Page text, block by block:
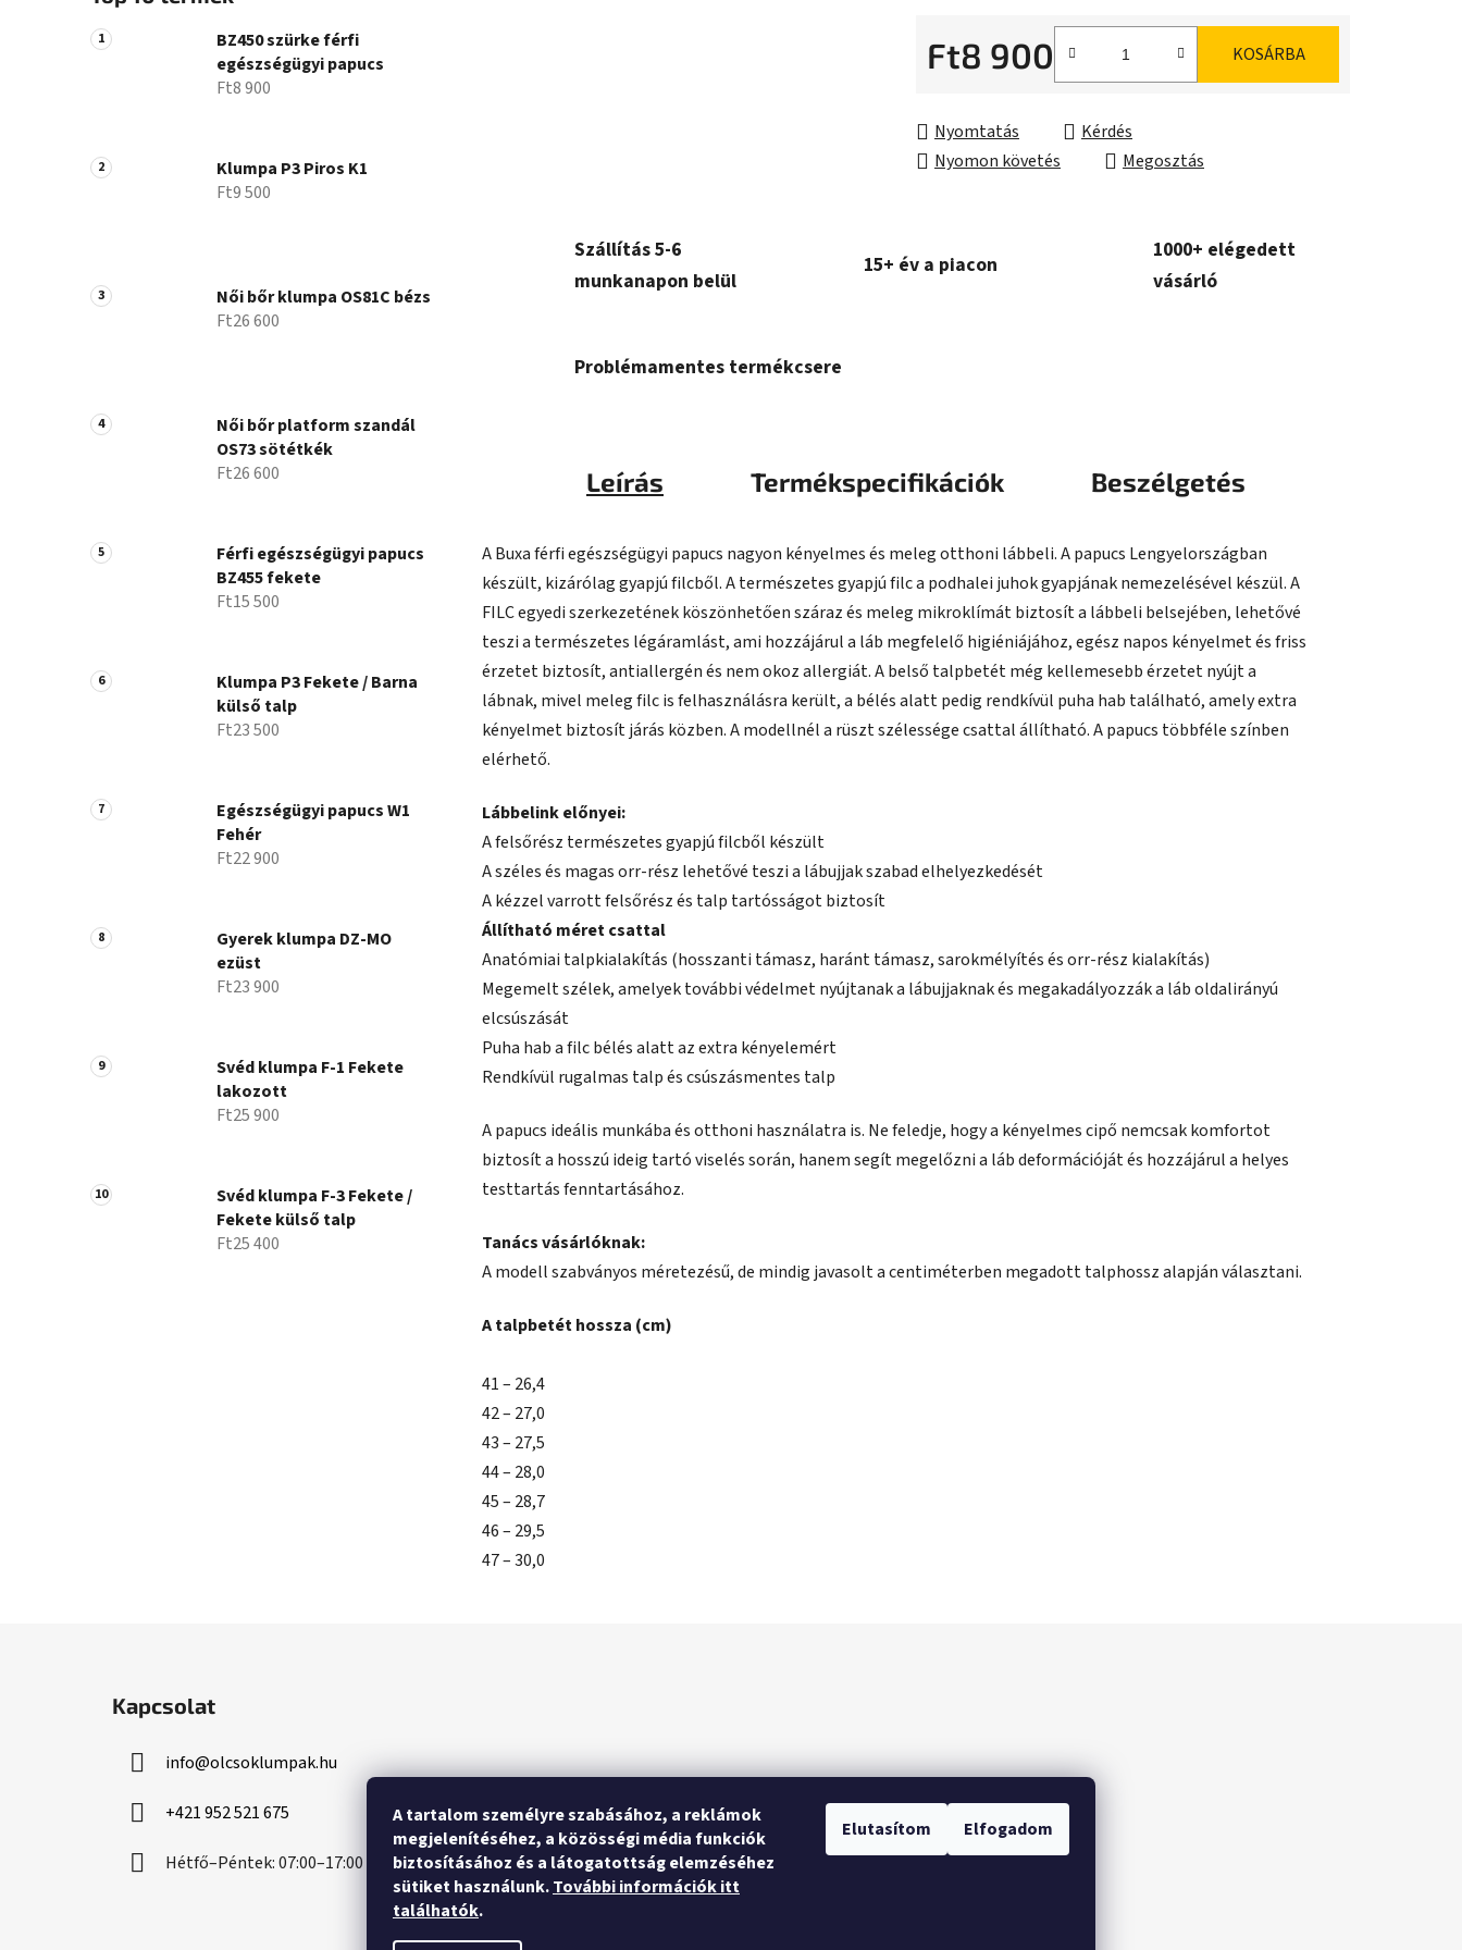
A tartalom személyre szabásához, a reklámok
megjelenítéséhez, a közösségi média funkciók
biztosításához és a látogatottság elemzéséhez
sütiket használunk.További információk itt
találhatók.
Elutasítom Elfogadom
BZ450 szürke férfi
egészségügyi papucs
Ft8 900
Klumpa P3 Piros K1
Ft9 500
Női bőr klumpa OS81C bézs
Ft26 600
Női bőr platform szandál
OS73 sötétkék
Ft26 600
Férfi egészségügyi papucs
BZ455 fekete
Ft15 500
Klumpa P3 Fekete / Barna
külső talp
Ft23 500
Egészségügyi papucs W1
Fehér
Ft22 900
Gyerek klumpa DZ-MO
ezüst
Ft23 900
Svéd klumpa F-1 Fekete
lakozott
Ft25 900
Svéd klumpa F-3 Fekete /
Fekete külső talp
Ft25 400
Ft8 900 KOSÁRBA
Nyomtatás
Kérdés
Nyomon követés
Megosztás
Szállítás 5-6
munkanapon belül
15+ év a piacon
1000+ elégedett
vásárló
Problémamentes termékcsere
Leírás Termékspecifikációk Beszélgetés
A Buxa férfi egészségügyi papucs nagyon kényelmes és meleg otthoni lábbeli. A papucs Lengyelországban
készült, kizárólag gyapjú filcből. A természetes gyapjú filc a podhalei juhok gyapjának nemezelésével készül. A
FILC egyedi szerkezetének köszönhetően száraz és meleg mikroklímát biztosít a lábbeli belsejében, lehetővé
teszi a természetes légáramlást, ami hozzájárul a láb megfelelő higiéniájához, egész napos kényelmet és friss
érzetet biztosít, antiallergén és nem okoz allergiát. A belső talpbetét még kellemesebb érzetet nyújt a
lábnak, mivel meleg filc is felhasználásra került, a bélés alatt pedig rendkívül puha hab található, amely extra
kényelmet biztosít járás közben. A modellnél a rüszt szélessége csattal állítható. A papucs többféle színben
elérhető.
Lábbelink előnyei:
A felsőrész természetes gyapjú filcből készült
A széles és magas orr-rész lehetővé teszi a lábujjak szabad elhelyezkedését
A kézzel varrott felsőrész és talp tartósságot biztosít
Állítható méret csattal
Anatómiai talpkialakítás (hosszanti támasz, haránt támasz, sarokmélyítés és orr-rész kialakítás)
Megemelt szélek, amelyek további védelmet nyújtanak a lábujjaknak és megakadályozzák a láb oldalirányú
elcsúszását
Puha hab a filc bélés alatt az extra kényelemért
Rendkívül rugalmas talp és csúszásmentes talp
A papucs ideális munkába és otthoni használatra is. Ne feledje, hogy a kényelmes cipő nemcsak komfortot
biztosít a hosszú ideig tartó viselés során, hanem segít megelőzni a láb deformációját és hozzájárul a helyes
testtartás fenntartásához.
Tanács vásárlóknak:
A modell szabványos méretezésű, de mindig javasolt a centiméterben megadott talphossz alapján választani.
A talpbetét hossza (cm)
41 – 26,4
42 – 27,0
43 – 27,5
44 – 28,0
45 – 28,7
46 – 29,5
47 – 30,0
Kapcsolat
info@olcsoklumpak.hu
+421 952 521 675
Hétfő–Péntek: 07:00–17:00